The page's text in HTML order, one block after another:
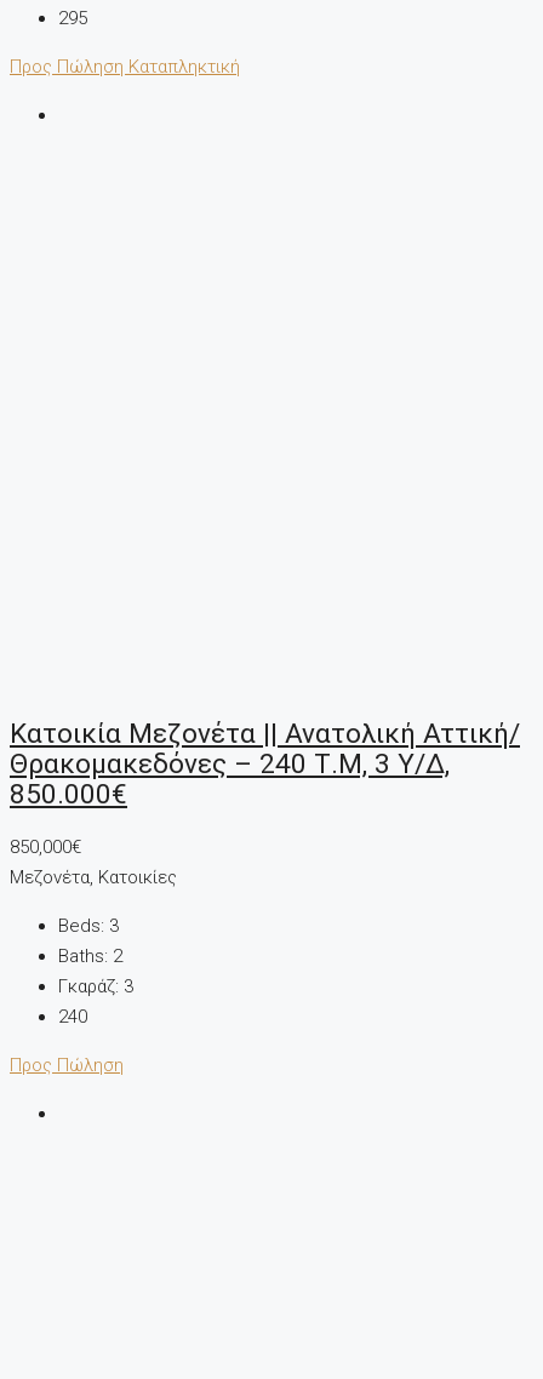
295
Προς Πώληση Καταπληκτική
Κατοικία Μεζονέτα || Ανατολική Αττική/
Θρακομακεδόνες – 240 Τ.μ, 3 Υ/Δ,
850.000€
850,000€
Μεζονέτα, Κατοικίες
Beds: 3
Baths: 2
Γκαράζ: 3
240
Προς Πώληση